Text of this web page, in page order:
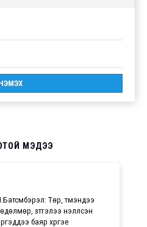
МЭДЭЭ
Төр, түмэндээ
зүтгэлээ үнэлүүлсэн
баяр хүргэе